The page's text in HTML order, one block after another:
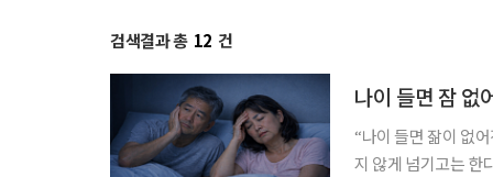
검색결과 총 12 건
나이 들면 잠 없
“나이 들면 잚이 없
지 않게 넘기고는 한